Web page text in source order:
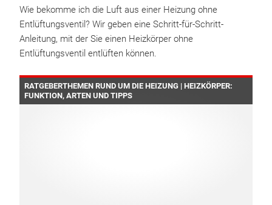
Wie bekomme ich die Luft aus einer Heizung ohne
Entlüftungsventil? Wir geben eine Schritt-für-Schritt-
Anleitung, mit der Sie einen Heizkörper ohne
Entlüftungsventil entlüften können.
RATGEBERTHEMEN RUND UM DIE HEIZUNG | HEIZKÖRPER:
FUNKTION, ARTEN UND TIPPS